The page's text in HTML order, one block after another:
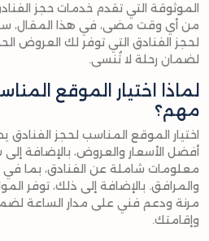
الموثوقة التي تقدم خدمات حجز
من أي وقت مضى، في هذا المقال،
لحجز الفنادق التي توفر لك العروض
لضمان رحلة لا تُنسى.
لماذا اختيار الموقع
مهم؟
اختيار الموقع المناسب لحجز
أفضل الأسعار والعروض، بالإضافة
معلومات شاملة عن الفنادق، بما في
والمرافق. بالإضافة إلى ذلك، توفر
مرنة ودعم فني على مدار الساعة
وإقامتك.